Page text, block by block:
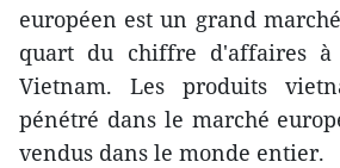
européen est un grand
quart du chiffre d'affaires à
Vietnam. Les produits
pénétré dans le marché
vendus dans le monde entier.